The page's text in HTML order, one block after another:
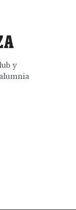
y